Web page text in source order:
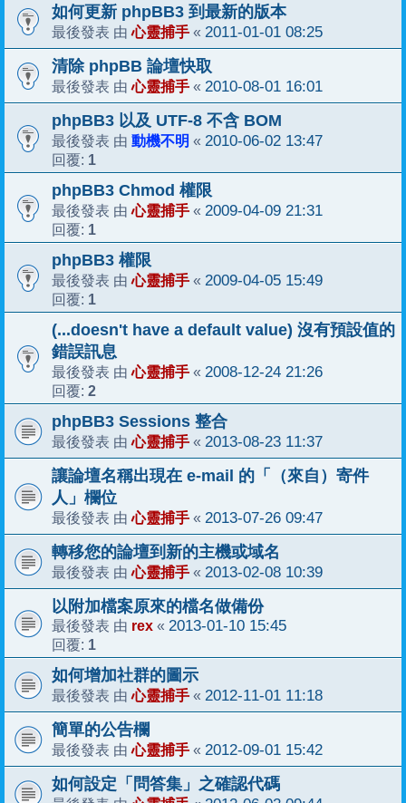
如何更新 phpBB3 到最新的版本
最後發表 由心靈捕手 « 2011-01-01 08:25
清除 phpBB 論壇快取
最後發表 由心靈捕手 « 2010-08-01 16:01
phpBB3 以及 UTF-8 不含 BOM
最後發表 由 動機不明 « 2010-06-02 13:47
回覆: 1
phpBB3 Chmod 權限
最後發表 由心靈捕手 « 2009-04-09 21:31
回覆: 1
phpBB3 權限
最後發表 由心靈捕手 « 2009-04-05 15:49
回覆: 1
(...doesn't have a default value) 沒有預設值的
錯誤訊息
最後發表 由心靈捕手 « 2008-12-24 21:26
回覆: 2
phpBB3 Sessions 整合
最後發表 由心靈捕手 « 2013-08-23 11:37
讓論壇名稱出現在 e-mail 的「（來自）寄件
人」欄位
最後發表 由心靈捕手 « 2013-07-26 09:47
轉移您的論壇到新的主機或域名
最後發表 由心靈捕手 « 2013-02-08 10:39
以附加檔案原來的檔名做備份
最後發表 由 rex « 2013-01-10 15:45
回覆: 1
如何增加社群的圖示
最後發表 由心靈捕手 « 2012-11-01 11:18
簡單的公告欄
最後發表 由心靈捕手 « 2012-09-01 15:42
如何設定「問答集」之確認代碼